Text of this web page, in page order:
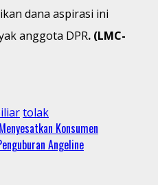
dana aspirasi ini
anggota DPR. (LMC-
tolak
Konsumen
Angeline